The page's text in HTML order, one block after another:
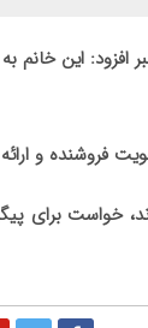
فروشنده و ارائه
خواست برای